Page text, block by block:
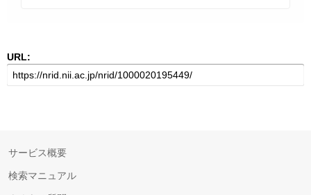
URL:
サービス概要
検索マニュアル